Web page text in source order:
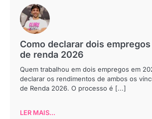
Como declarar dois
de renda 2026
Quem trabalhou em dois empregos em
declarar os rendimentos de ambos os
de Renda 2026. O processo é [...]
LER MAIS...